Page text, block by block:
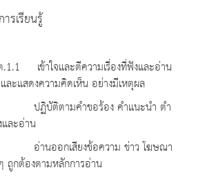
รเรียนรู้
.1.1 เข้าใจและตีความเรื่องที่ฟังและอ่าน
ละแสดงความคิดเห็น อย่างมีเหตุผล
บัติตามคำขอร้อง คำแนะนำ ตำ
ละอ่าน
นออกเสียงข้อความ ข่าว โฆษณา
ถูกต้องตามหลักการอ่าน